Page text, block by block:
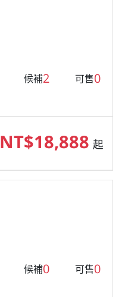
候補2 可售0
NT$18,888 起
候補0 可售0